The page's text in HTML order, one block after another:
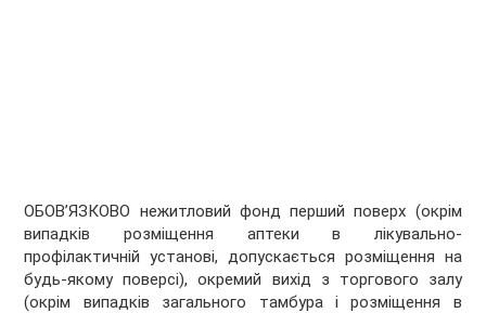
ОБОВ’ЯЗКОВО нежитловий фонд перший поверх (окрім
випадків розміщення аптеки в лікувально-
профілактичній установі, допускається розміщення на
будь-якому поверсі), окремий вихід з торгового залу
(окрім випадків загального тамбура і розміщення в